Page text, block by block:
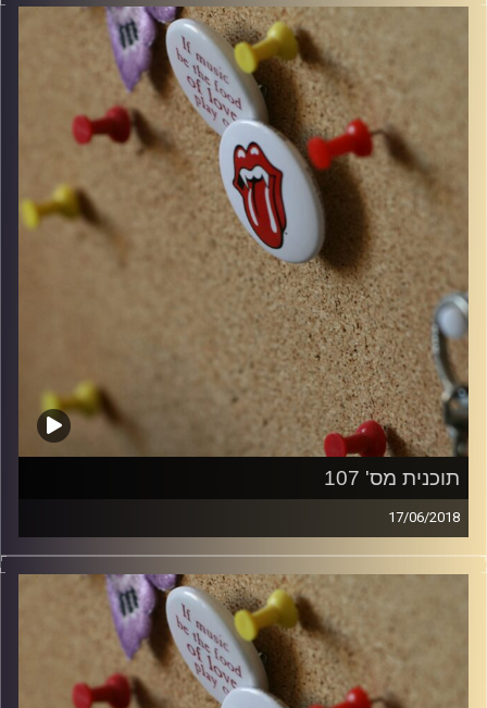
włodi
תוכנית מס' 107
17/06/2018
קלאסיקות רוק עם אורן הוף.
włodi